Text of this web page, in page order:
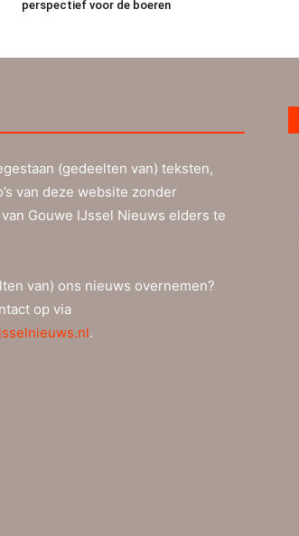
perspectief voor de boeren
(gedeelten van) teksten,
van deze website zonder
Gouwe IJssel Nieuws elders te
van) ons nieuws overnemen?
op via
.